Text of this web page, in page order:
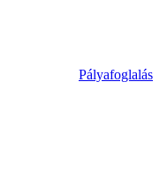
Pályafoglalás